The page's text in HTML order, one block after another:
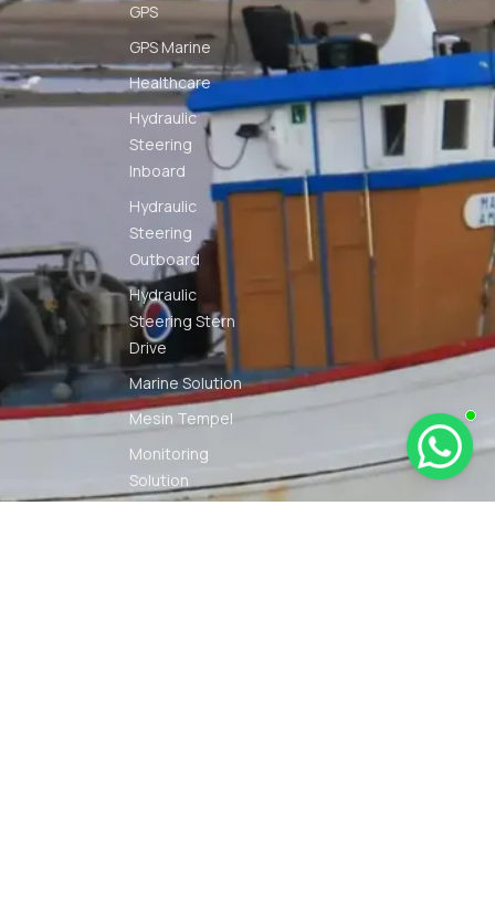
GPS
GPS Marine
Healthcare
Hydraulic
Steering
Inboard
Hydraulic
Steering
Outboard
Hydraulic
Steering Stern
Drive
Marine Solution
Mesin Tempel
Monitoring
Solution